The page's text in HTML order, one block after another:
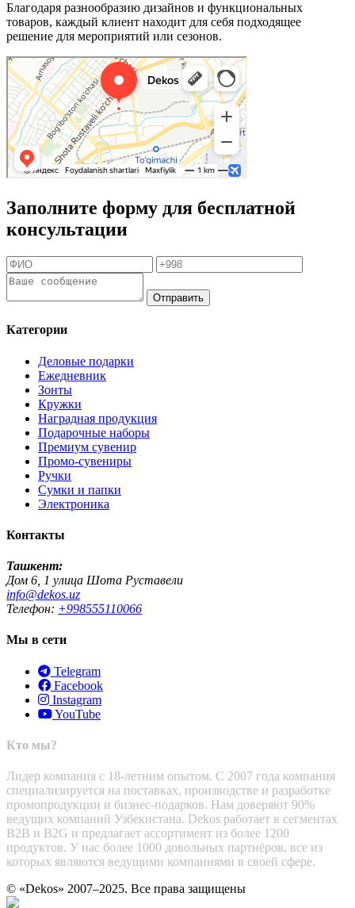
Благодаря разнообразию дизайнов и функциональных
товаров, каждый клиент находит для себя подходящее
решение для мероприятий или сезонов.
Заполните форму для бесплатной
консультации
Отправить
Категории
Деловые подарки
Ежедневник
Зонты
Кружки
Наградная продукция
Подарочные наборы
Премиум сувенир
Промо-сувениры
Ручки
Сумки и папки
Электроника
Контакты
Ташкент:
Дом 6, 1 улица Шота Руставели
info@dekos.uz
Телефон: +998555110066
Мы в сети
Telegram
Facebook
Instagram
YouTube
Кто мы?
Лидер компания с 18-летним опытом. С 2007 года компания
специализируется на поставках, производстве и разработке
промопродукции и бизнес-подарков. Нам доверяют 90%
ведущих компаний Узбекистана. Dekos работает в сегментах
B2B и B2G и предлагает ассортимент из более 1200
продуктов. У нас более 1000 довольных партнёров, все из
которых являются ведущими компаниями в своей сфере.
© «Dekos» 2007–2025. Все права защищены